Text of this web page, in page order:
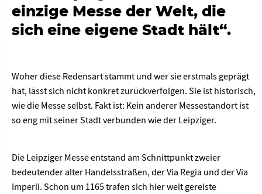
einzige Messe der Welt, die
sich eine eigene Stadt hält“.
Woher diese Redensart stammt und wer sie erstmals geprägt
hat, lässt sich nicht konkret zurückverfolgen. Sie ist historisch,
wie die Messe selbst. Fakt ist: Kein anderer Messestandort ist
so eng mit seiner Stadt verbunden wie der Leipziger.
Die Leipziger Messe entstand am Schnittpunkt zweier
bedeutender alter Handelsstraßen, der Via Regia und der Via
Imperii. Schon um 1165 trafen sich hier weit gereiste